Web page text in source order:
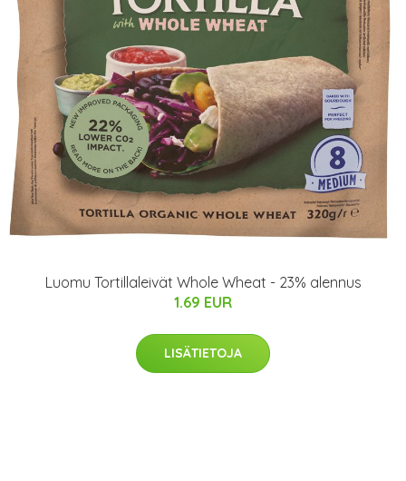
Luomu Tortillaleivät Whole Wheat - 23% alennus
1.69 EUR
LISÄTIETOJA